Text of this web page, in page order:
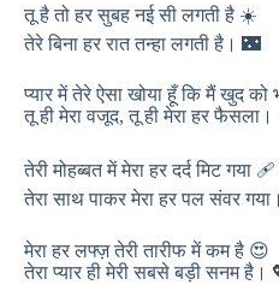
तू है तो हर सुबह नई सी लगती है ☀️
तेरे बिना हर रात तन्हा लगती है। 🌃
प्यार में तेरे ऐसा खोया हूँ कि मैं खुद को
तू ही मेरा वजूद, तू ही मेरा हर फैसला।
तेरी मोहब्बत में मेरा हर दर्द मिट गया 🩹
तेरा साथ पाकर मेरा हर पल संवर
मेरा हर लफ्ज़ तेरी तारीफ में कम है 😍
तेरा प्यार ही मेरी सबसे बड़ी सनम है।